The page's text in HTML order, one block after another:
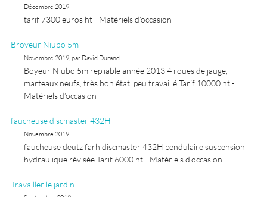
Décembre 2019
tarif 7300 euros ht - Matériels d’occasion
Broyeur Niubo 5m
Novembre 2019, par David Durand
Boyeur Niubo 5m repliable année 2013 4 roues de jauge,
marteaux neufs, très bon état, peu travaillé Tarif 10000 ht -
Matériels d’occasion
faucheuse discmaster 432H
Novembre 2019
faucheuse deutz farh discmaster 432H pendulaire suspension
hydraulique révisée Tarif 6000 ht - Matériels d’occasion
Travailler le jardin